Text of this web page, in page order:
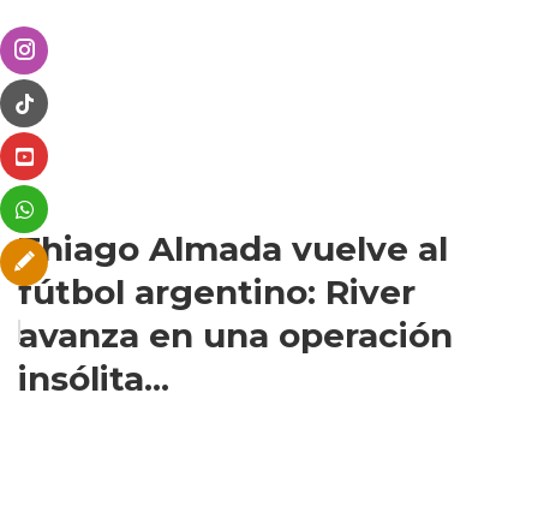
Thiago Almada vuelve al
fútbol argentino: River
avanza en una operación
insólita...